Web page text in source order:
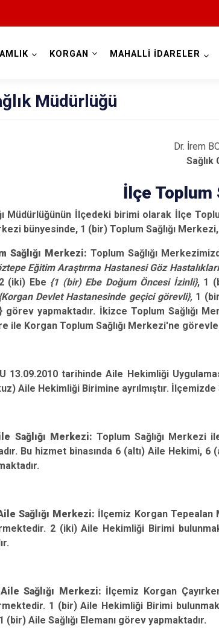
KORGAN MAHALLİ İDARELER
Müdürlüğü
Dr. İrem
Sağlık
İlçe Toplum
Müdürlüğünün İlçedeki birimi olarak İlçe
bünyesinde, 1 (bir) Toplum Sağlığı
Sağlığı Merkezi:Toplum Sağlığı
Eğitim Araştırma Hastanesi Göz
(iki) Ebe {1 (bir) Ebe Doğum Öncesi İzinli}, 1
Devlet Hastanesinde geçici görevli}, 1
görev yapmaktadır. İkizce Toplum Sağlığı
ile Korgan Toplum Sağlığı Merkezi'ne
13.09.2010 tarihinde Aile Hekimliği
Aile Hekimliği Birimine ayrılmıştır.
Sağlığı Merkezi: Toplum Sağlığı Merkezi
Bu hizmet binasında 6 (altı) Aile Hekimi,
Sağlığı Merkezi: İlçemiz Korgan Tepealan
2 (iki) Aile Hekimliği Birimi
Sağlığı Merkezi: İlçemiz Korgan
1 (bir) Aile Hekimliği Birimi
(bir) Aile Sağlığı Elemanı görev yapmaktadır.